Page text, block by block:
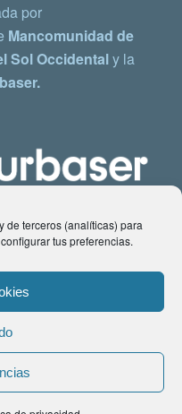
de terceros (analíticas) para
tus preferencias.
por
Mancomunidad de
Sol Occidentaly la
los derechos reservados |
de Cookies| Contacto: